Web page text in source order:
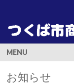
MENU
お知らせ